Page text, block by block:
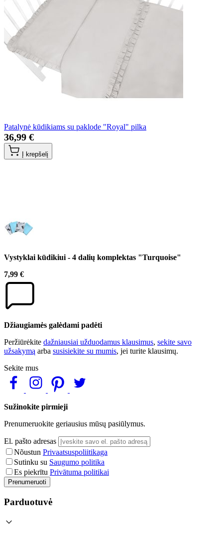
Patalynė kūdikiams su paklode "Royal" pilka
36,99 €
Į krepšelį
Vystyklai kūdikiui - 4 dalių komplektas "Turquoise"
7,99 €
Džiaugiamės galėdami padėti
Peržiūrėkite dažniausiai užduodamus klausimus, sekite savo
užsakymą arba susisiekite su mumis, jei turite klausimų.
Sekite mus
Sužinokite pirmieji
Prenumeruokite geriausius mūsų pasiūlymus.
El. pašto adresas
Nõustun Privaatsuspoliitikaga
Sutinku su Saugumo politika
Es piekrītu Privātuma politikai
Prenumeruoti
Parduotuvė